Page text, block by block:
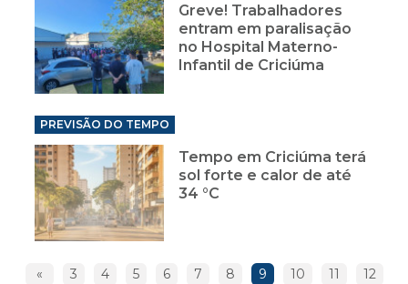
Greve! Trabalhadores
entram em paralisação
no Hospital Materno-
Infantil de Criciúma
PREVISÃO DO TEMPO
Tempo em Criciúma terá
sol forte e calor de até
34 °C
« 3 4 5 6 7 8 9 10 11 12